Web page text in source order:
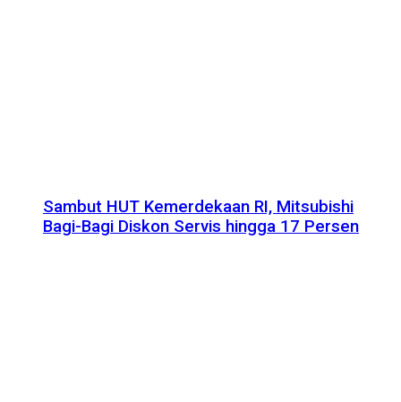
Sambut HUT Kemerdekaan RI, Mitsubishi
Bagi-Bagi Diskon Servis hingga 17 Persen